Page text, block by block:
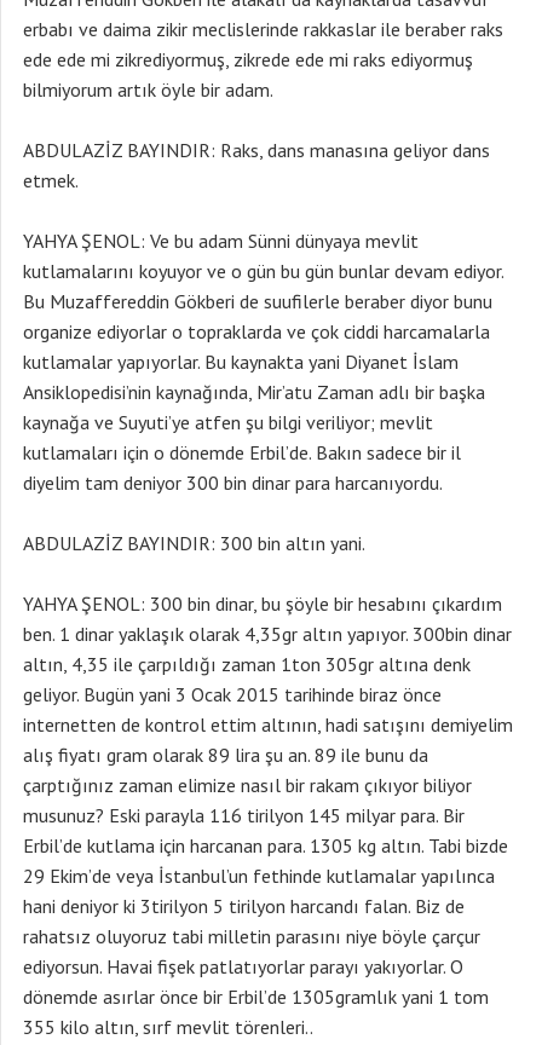
erbabı ve daima zikir meclislerinde rakkaslar ile beraber raks
ede ede mi zikrediyormuş, zikrede ede mi raks ediyormuş
bilmiyorum artık öyle bir adam.
ABDULAZİZ BAYINDIR: Raks, dans manasına geliyor dans
etmek.
YAHYA ŞENOL: Ve bu adam Sünni dünyaya mevlit
kutlamalarını koyuyor ve o gün bu gün bunlar devam ediyor.
Bu Muzaffereddin Gökberi de suufilerle beraber diyor bunu
organize ediyorlar o topraklarda ve çok ciddi harcamalarla
kutlamalar yapıyorlar. Bu kaynakta yani Diyanet İslam
Ansiklopedisi’nin kaynağında, Mir’atu Zaman adlı bir başka
kaynağa ve Suyuti’ye atfen şu bilgi veriliyor; mevlit
kutlamaları için o dönemde Erbil’de. Bakın sadece bir il
diyelim tam deniyor 300 bin dinar para harcanıyordu.
ABDULAZİZ BAYINDIR: 300 bin altın yani.
YAHYA ŞENOL: 300 bin dinar, bu şöyle bir hesabını çıkardım
ben. 1 dinar yaklaşık olarak 4,35gr altın yapıyor. 300bin dinar
altın, 4,35 ile çarpıldığı zaman 1ton 305gr altına denk
geliyor. Bugün yani 3 Ocak 2015 tarihinde biraz önce
internetten de kontrol ettim altının, hadi satışını demiyelim
alış fiyatı gram olarak 89 lira şu an. 89 ile bunu da
çarptığınız zaman elimize nasıl bir rakam çıkıyor biliyor
musunuz? Eski parayla 116 tirilyon 145 milyar para. Bir
Erbil’de kutlama için harcanan para. 1305 kg altın. Tabi bizde
29 Ekim’de veya İstanbul’un fethinde kutlamalar yapılınca
hani deniyor ki 3tirilyon 5 tirilyon harcandı falan. Biz de
rahatsız oluyoruz tabi milletin parasını niye böyle çarçur
ediyorsun. Havai fişek patlatıyorlar parayı yakıyorlar. O
dönemde asırlar önce bir Erbil’de 1305gramlık yani 1 tom
355 kilo altın, sırf mevlit törenleri..